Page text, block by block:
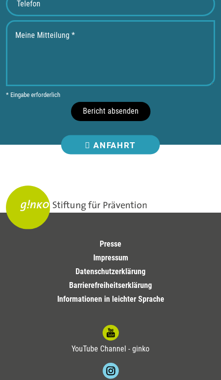
* Eingabe erforderlich
Bericht absenden
ANFAHRT
Presse
Impressum
Datenschutzerklärung
Barrierefreiheitserklärung
Informationen in leichter Sprache
YouTube Channel - ginko